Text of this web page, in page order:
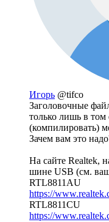
Игорь @tifco
Заголовочные
только лишь в том
(компилировать)
Зачем вам это
На сайте Realtek,
шине USB (см.
RTL8811AU
https://
RTL8811CU
https://